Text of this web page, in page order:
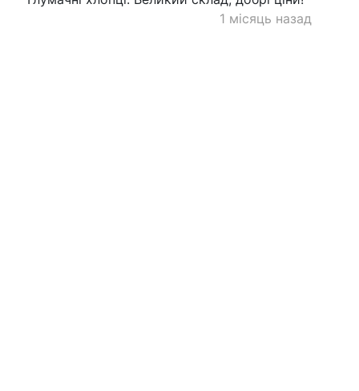
1 місяць назад